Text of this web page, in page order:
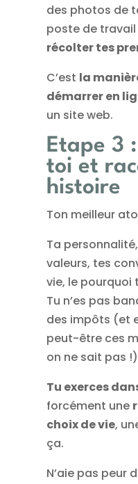
des photos de
poste de
récolter tes
C’est la
démarrer en
un site web.
Etape 3
toi et
histoire
Ton meilleur
Ta
valeurs, tes
vie, le pourquoi
Tu n’es pas
des impôts (et
peut-être ces
on ne sait pas
Tu exerces
forcément une
choix de vie,
ça.
N’aie pas peur